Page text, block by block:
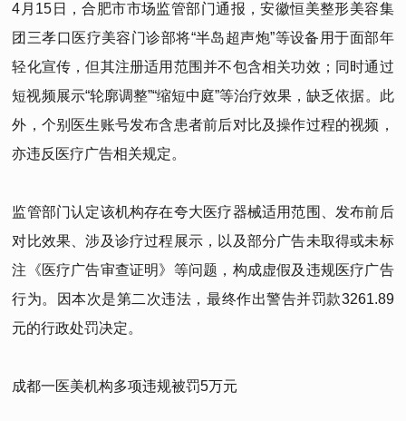
4月15日，合肥市市场监管部门通报，安徽恒美整形美容集
团三孝口医疗美容门诊部将“半岛超声炮”等设备用于面部年
轻化宣传，但其注册适用范围并不包含相关功效；同时通过
短视频展示“轮廓调整”“缩短中庭”等治疗效果，缺乏依据。此
外，个别医生账号发布含患者前后对比及操作过程的视频，
亦违反医疗广告相关规定。
监管部门认定该机构存在夸大医疗器械适用范围、发布前后
对比效果、涉及诊疗过程展示，以及部分广告未取得或未标
注《医疗广告审查证明》等问题，构成虚假及违规医疗广告
行为。因本次是第二次违法，最终作出警告并罚款3261.89
元的行政处罚决定。
成都一医美机构多项违规被罚5万元